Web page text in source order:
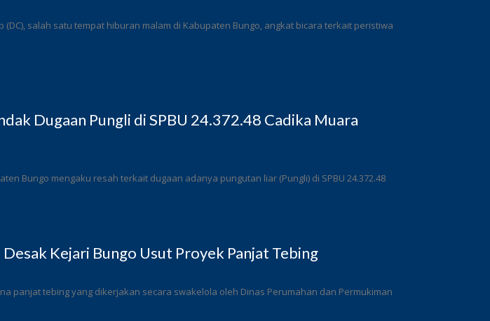
(DC), salah satu tempat hiburan malam di Kabupaten Bungo, angkat bicara terkait peristiwa
Dugaan Pungli di SPBU 24.372.48 Cadika Muara
Bungo mengaku resah terkait dugaan adanya pungutan liar (Pungli) di SPBU 24.372.48
Kejari Bungo Usut Proyek Panjat Tebing
panjat tebing yang dikerjakan secara swakelola oleh Dinas Perumahan dan Permukiman